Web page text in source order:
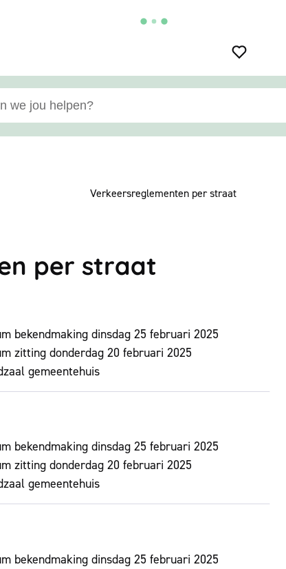
jou helpen?
Verkeersreglementen per straat
per straat
bekendmaking dinsdag 25 februari 2025
zitting donderdag 20 februari 2025
gemeentehuis
bekendmaking dinsdag 25 februari 2025
zitting donderdag 20 februari 2025
gemeentehuis
bekendmaking dinsdag 25 februari 2025